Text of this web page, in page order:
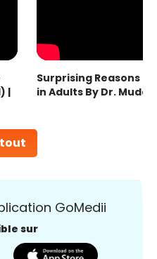
|
Surprising Reasons
in Adults By Dr.
GoMedii
sur